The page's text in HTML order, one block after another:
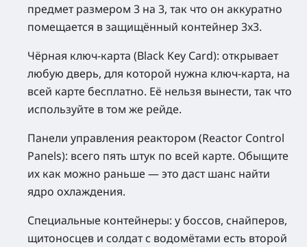
предмет размером 3 на 3, так что он аккуратно
помещается в защищённый контейнер 3x3.
Чёрная ключ-карта (Black Key Card): открывает
любую дверь, для которой нужна ключ-карта, на
всей карте бесплатно. Её нельзя вынести, так что
используйте в том же рейде.
Панели управления реактором (Reactor Control
Panels): всего пять штук по всей карте. Обыщите
их как можно раньше — это даст шанс найти
ядро охлаждения.
Специальные контейнеры: у боссов, снайперов,
щитоносцев и солдат с водомётами есть второй